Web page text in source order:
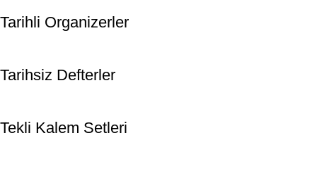
Tarihli Organizerler
Tarihsiz Defterler
Tekli Kalem Setleri